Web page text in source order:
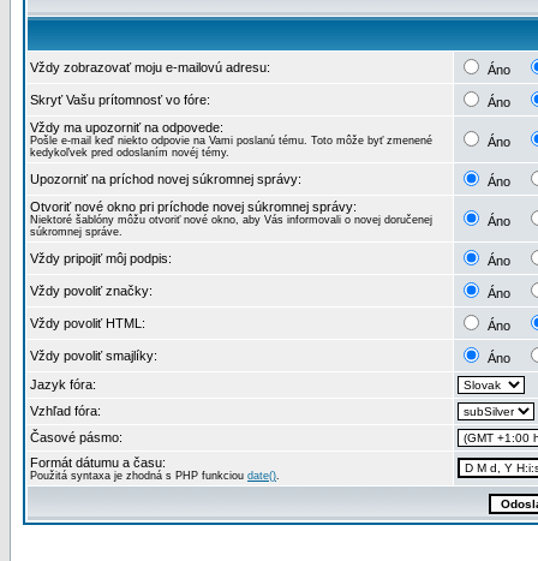
Vždy zobrazovať moju e-mailovú adresu: Áno
Skryť Vašu prítomnosť vo fóre:
Áno
Vždy ma upozorniť na odpovede:
Pošle e-mail keď niekto odpovie na Vami poslanú tému. Toto môže byť zmenené
kedykoľvek pred odoslaním novéj témy.
Áno
Upozorniť na príchod novej súkromnej správy:
Áno
Otvoriť nové okno pri príchode novej súkromnej správy:
Niektoré šablóny môžu otvoriť nové okno, aby Vás informovali o novej doručenej
súkromnej správe.
Áno
Vždy pripojiť môj podpis: Áno
Vždy povoliť značky: Áno
Vždy povoliť HTML: Áno
Vždy povoliť smajlíky:
Áno
Jazyk fóra:
Vzhľad fóra:
Časové pásmo:
Formát dátumu a času:
Použitá syntaxa je zhodná s PHP funkciou date().